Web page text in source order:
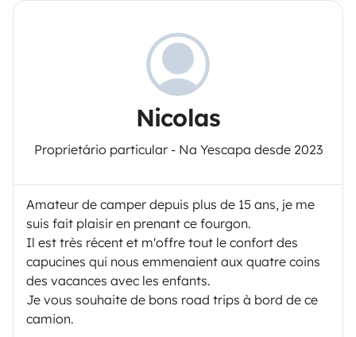
Nicolas
Proprietário particular - Na Yescapa desde 2023
Amateur de camper depuis plus de 15 ans, je me
suis fait plaisir en prenant ce fourgon.
Il est très récent et m'offre tout le confort des
capucines qui nous emmenaient aux quatre coins
des vacances avec les enfants.
Je vous souhaite de bons road trips à bord de ce
camion.